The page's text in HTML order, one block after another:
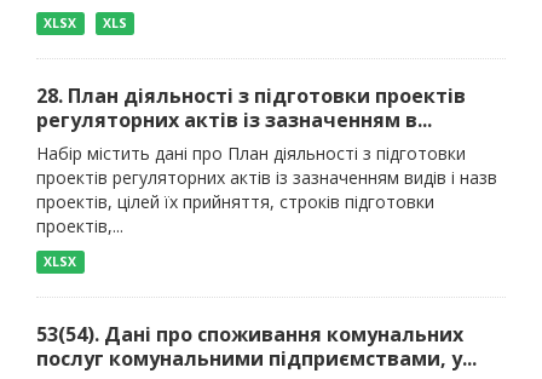
XLSX XLS
28. План діяльності з підготовки проектів
регуляторних актів із зазначенням в...
Набір містить дані про План діяльності з підготовки
проектів регуляторних актів із зазначенням видів і назв
проектів, цілей їх прийняття, строків підготовки
проектів,...
XLSX
53(54). Дані про споживання комунальних
послуг комунальними підприємствами, у...